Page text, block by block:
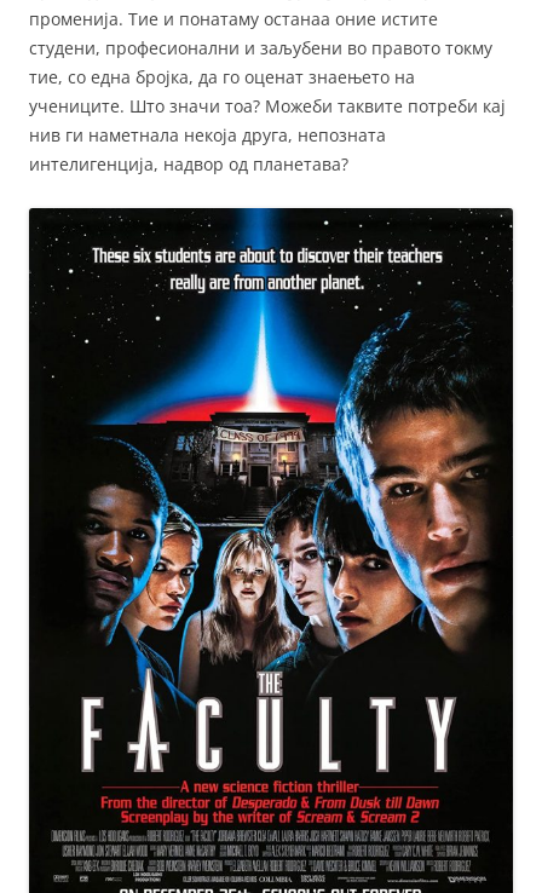
променија. Тие и понатаму останаа оние истите
студени, професионални и заљубени во правото токму
тие, со една бројка, да го оценат знаењето на
учениците. Што значи тоа? Можеби таквите потреби кај
нив ги наметнала некоја друга, непозната
интелигенција, надвор од планетава?